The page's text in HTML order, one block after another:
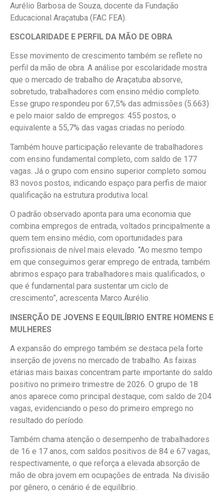
Aurélio Barbosa de Souza, docente da Fundação
Educacional Araçatuba (FAC FEA).
ESCOLARIDADE E PERFIL DA MÃO DE OBRA
Esse movimento de crescimento também se reflete no
perfil da mão de obra. A análise por escolaridade mostra
que o mercado de trabalho de Araçatuba absorve,
sobretudo, trabalhadores com ensino médio completo.
Esse grupo respondeu por 67,5% das admissões (5.663)
e pelo maior saldo de empregos: 455 postos, o
equivalente a 55,7% das vagas criadas no período.
Também houve participação relevante de trabalhadores
com ensino fundamental completo, com saldo de 177
vagas. Já o grupo com ensino superior completo somou
83 novos postos, indicando espaço para perfis de maior
qualificação na estrutura produtiva local.
O padrão observado aponta para uma economia que
combina empregos de entrada, voltados principalmente a
quem tem ensino médio, com oportunidades para
profissionais de nível mais elevado. “Ao mesmo tempo
em que conseguimos gerar emprego de entrada, também
abrimos espaço para trabalhadores mais qualificados, o
que é fundamental para sustentar um ciclo de
crescimento”, acrescenta Marco Aurélio.
INSERÇÃO DE JOVENS E EQUILÍBRIO ENTRE HOMENS E
MULHERES
A expansão do emprego também se destaca pela forte
inserção de jovens no mercado de trabalho. As faixas
etárias mais baixas concentram parte importante do saldo
positivo no primeiro trimestre de 2026. O grupo de 18
anos aparece como principal destaque, com saldo de 204
vagas, evidenciando o peso do primeiro emprego no
resultado do período.
Também chama atenção o desempenho de trabalhadores
de 16 e 17 anos, com saldos positivos de 84 e 67 vagas,
respectivamente, o que reforça a elevada absorção de
mão de obra jovem em ocupações de entrada. Na divisão
por gênero, o cenário é de equilíbrio.